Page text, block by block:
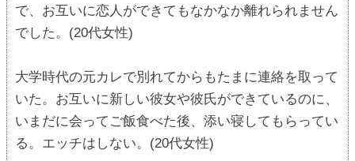
で、お互いに恋人ができてもなかなか離れられません
でした。(20代女性)
大学時代の元カレで別れてからもたまに連絡を取って
いた。お互いに新しい彼女や彼氏ができているのに、
いまだに会ってご飯食べた後、添い寝してもらってい
る。エッチはしない。(20代女性)